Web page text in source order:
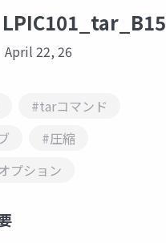
LPIC101_tar_B15
April 22, 26
#tarコマンド
#圧縮
プション